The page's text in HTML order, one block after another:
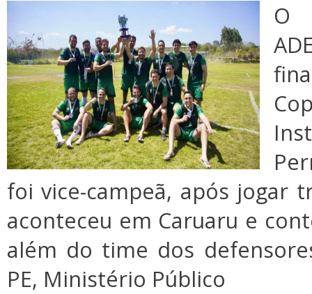
O
foi vice-campeã, após jogar
aconteceu em Caruaru e
além do time dos
PE, Ministério Público